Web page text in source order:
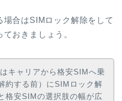
場合はSIMロック解除をして
おきましょう。
キャリアから格安SIMへ乗
約する前）にSIMロック解
格安SIMの選択肢の幅が広